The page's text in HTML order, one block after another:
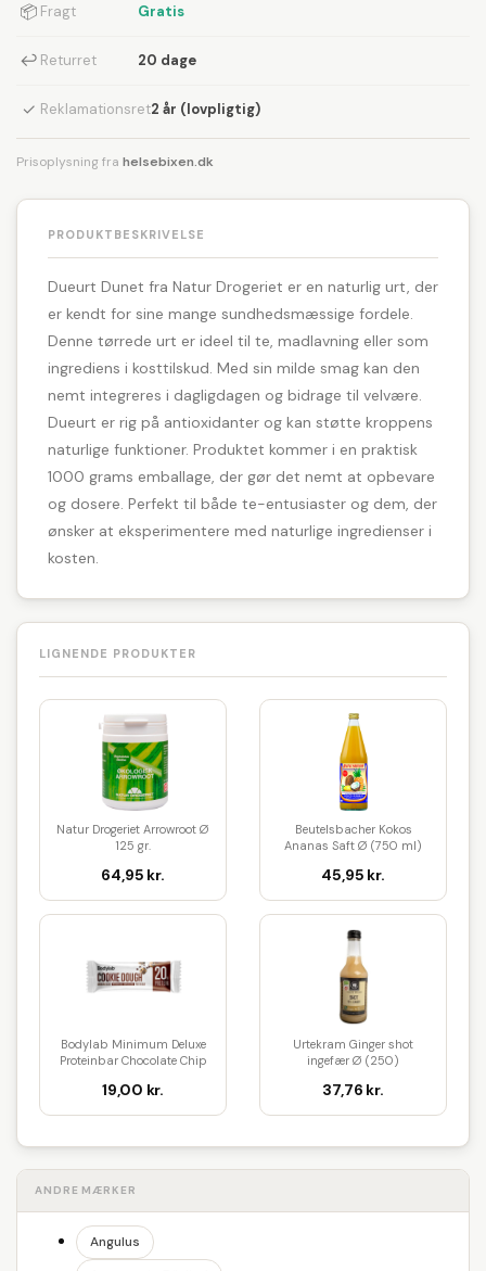
📦 Fragt Gratis
↩ Returret 20 dage
✓ Reklamationsret2 år (lovpligtig)
Prisoplysning fra helsebixen.dk
PRODUKTBESKRIVELSE
Dueurt Dunet fra Natur Drogeriet er en naturlig urt, der
er kendt for sine mange sundhedsmæssige fordele.
Denne tørrede urt er ideel til te, madlavning eller som
ingrediens i kosttilskud. Med sin milde smag kan den
nemt integreres i dagligdagen og bidrage til velvære.
Dueurt er rig på antioxidanter og kan støtte kroppens
naturlige funktioner. Produktet kommer i en praktisk
1000 grams emballage, der gør det nemt at opbevare
og dosere. Perfekt til både te-entusiaster og dem, der
ønsker at eksperimentere med naturlige ingredienser i
kosten.
LIGNENDE PRODUKTER
Natur Drogeriet Arrowroot Ø
125 gr.
64,95 kr.
Beutelsbacher Kokos
Ananas Saft Ø (750 ml)
45,95 kr.
Bodylab Minimum Deluxe
Proteinbar Chocolate Chip
19,00 kr.
Urtekram Ginger shot
ingefær Ø (250)
37,76 kr.
ANDRE MÆRKER
Angulus